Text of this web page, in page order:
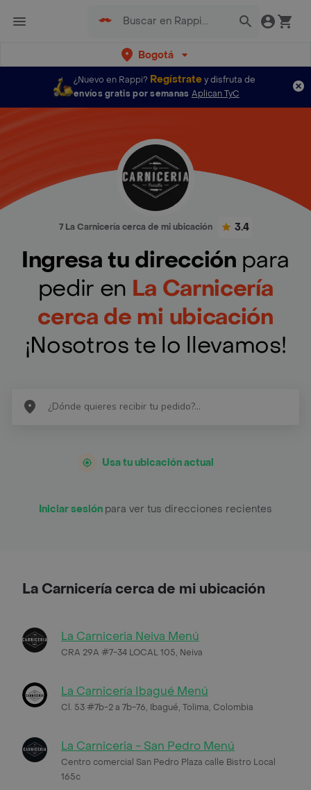
Bogotá
¿Nuevo en Rappi? Regístratey disfruta de
envíos gratis por semanas Aplican TyC
7 La Carnicería cerca de mi ubicación 3.4
Ingresa tu dirección para
pedir en La Carnicería
cerca de mi ubicación
¡Nosotros te lo llevamos!
Usa tu ubicación actual
Iniciar sesión para ver tus direcciones recientes
La Carnicería cerca de mi ubicación
La Carniceria Neiva Menú
CRA 29A #7-34 LOCAL 105, Neiva
La Carnicería Ibagué Menú
Cl. 53 #7b-2 a 7b-76, Ibagué, Tolima, Colombia
La Carniceria - San Pedro Menú
Centro comercial San Pedro Plaza calle Bistro Local
165c